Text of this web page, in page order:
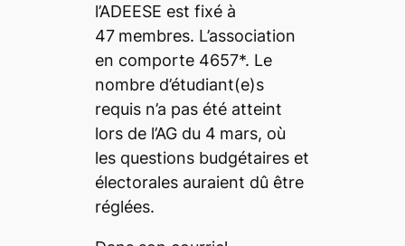
l’ADEESE est fixé à
47 membres. L’association
en comporte 4657*. Le
nombre d’étudiant(e)s
requis n’a pas été atteint
lors de l’AG du 4 mars, où
les questions budgétaires et
électorales auraient dû être
réglées.